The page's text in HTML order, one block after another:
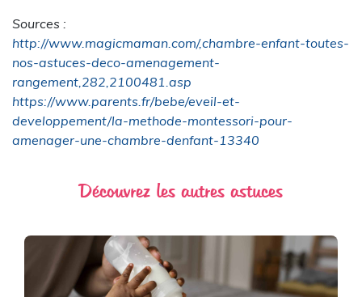
Sources :
http://www.magicmaman.com/,chambre-enfant-toutes-
nos-astuces-deco-amenagement-
rangement,282,2100481.asp
https://www.parents.fr/bebe/eveil-et-
developpement/la-methode-montessori-pour-
amenager-une-chambre-denfant-13340
Découvrez les autres astuces